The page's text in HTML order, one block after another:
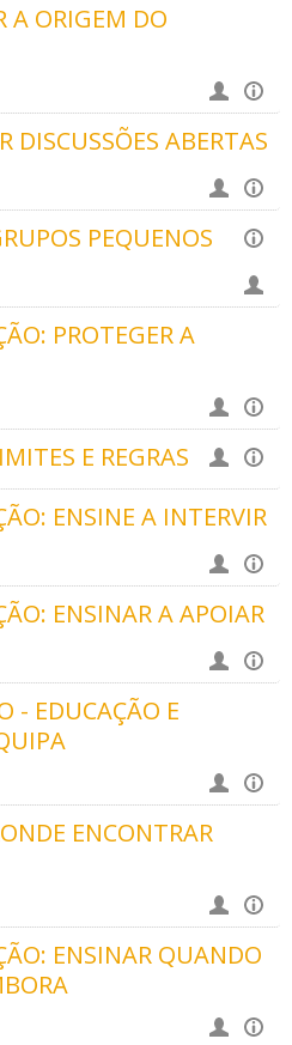
A ORIGEM DO
DISCUSSÕES ABERTAS
PEQUENOS
PROTEGER A
E REGRAS
ENSINE A INTERVIR
ENSINAR A APOIAR
- EDUCAÇÃO E
ENCONTRAR
ENSINAR QUANDO